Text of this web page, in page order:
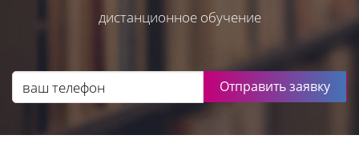
дистанционное обучение
Отправить заявку